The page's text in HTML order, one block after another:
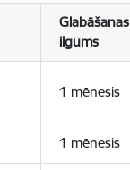
Glabāšanas
ilgums
1 mēnesis
1 mēnesis